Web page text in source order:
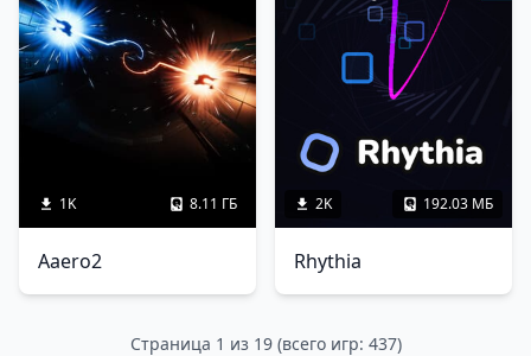
1K 8.11 ГБ
Aaero2
2K 192.03 МБ
Rhythia
Страница 1 из 19 (всего игр: 437)